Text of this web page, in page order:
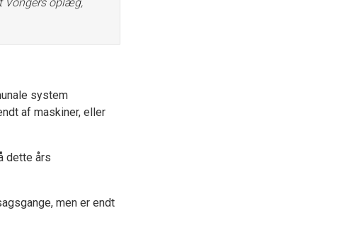
system
af maskiner, eller
dette års
men er endt